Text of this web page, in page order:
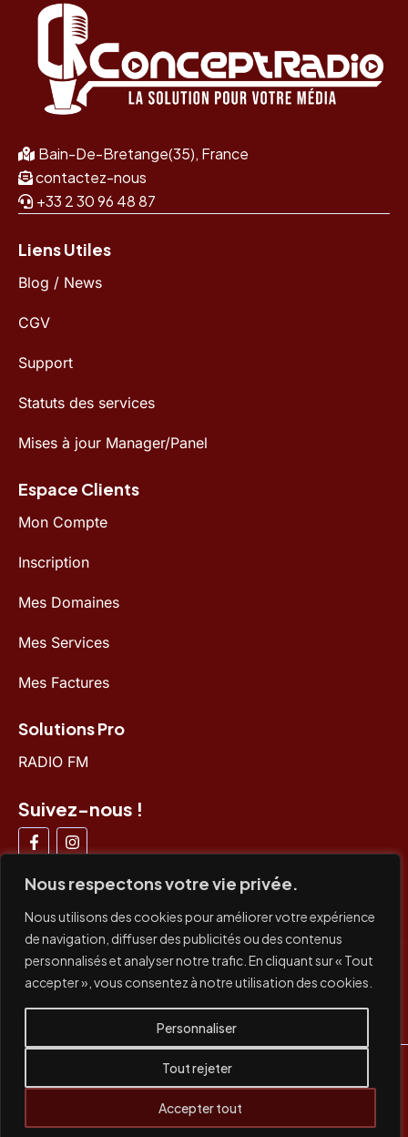
Nous respectons votre vie privée.
Nous utilisons des cookies pour améliorer votre expérience
de navigation, diffuser des publicités ou des contenus
personnalisés et analyser notre trafic. En cliquant sur « Tout
accepter », vous consentez à notre utilisation des cookies.
Personnaliser
Tout rejeter
Accepter tout
Bain-De-Bretange(35), France
contactez-nous
+33 2 30 96 48 87
Liens Utiles
Blog / News
CGV
Support
Statuts des services
Mises à jour Manager/Panel
Espace Clients
Mon Compte
Inscription
Mes Domaines
Mes Services
Mes Factures
Solutions Pro
RADIO FM
Suivez-nous !
Paiements acceptés
CB /CB x3/ Paypal / Virement bancaire / Prélèvement
SEPA
TVA non applicable, article 293 B du CGI
Copyright © 2019 - 2026. Tous droits réservés
Concept Radio
Mentions Légales & Politique de confidentialité